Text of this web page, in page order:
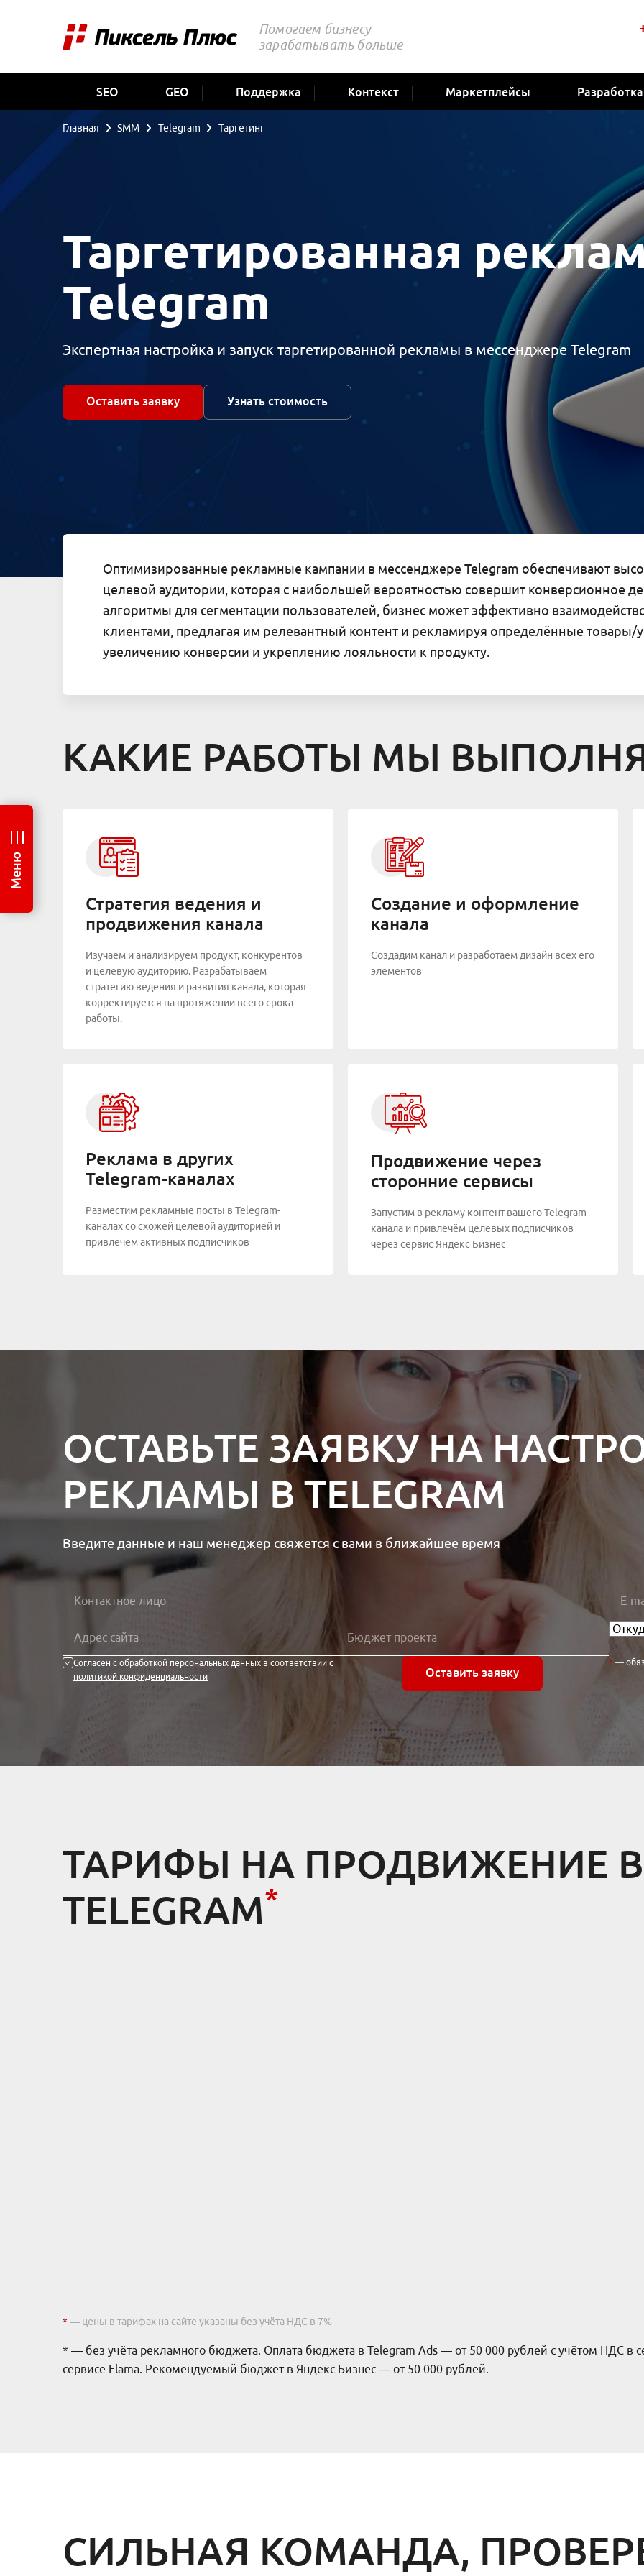
Помогаем бизнесу
зарабатывать больше
SEO GEO Поддержка Контекст Маркетплейсы Разработка
Таргетированная
Telegram
Экспертная настройка и запуск таргетированной рекламы в мессенджере Telegram
Оставить заявку Узнать стоимость
Главная SMM Telegram Таргетинг
Оптимизированные рекламные кампании в мессенджере Telegram обеспечивают
целевой аудитории, которая с наибольшей вероятностью совершит конверсионное
алгоритмы для сегментации пользователей, бизнес может эффективно
клиентами, предлагая им релевантный контент и рекламируя определённые товары/
увеличению конверсии и укреплению лояльности к продукту.
КАКИЕ РАБОТЫ МЫ
Стратегия ведения и
продвижения канала
Изучаем и анализируем продукт, конкурентов
и целевую аудиторию. Разрабатываем
стратегию ведения и развития канала, которая
корректируется на протяжении всего срока
работы.
Создание и оформление
канала
Создадим канал и разработаем дизайн всех его
элементов
Реклама в других
Telegram-каналах
Разместим рекламные посты в Telegram-
каналах со схожей целевой аудиторией и
привлечем активных подписчиков
Продвижение через
сторонние сервисы
Запустим в рекламу контент вашего Telegram-
канала и привлечём целевых подписчиков
через сервис Яндекс Бизнес
ОСТАВЬТЕ ЗАЯВКУ НА
РЕКЛАМЫ В TELEGRAM
Введите данные и наш менеджер свяжется с вами в ближайшее время
Согласен с обработкой персональных данных в соответствии с
политикой конфиденциальности
Оставить заявку
—
ТАРИФЫ НА ПРОДВИЖЕНИЕ В
TELEGRAM*
* — цены в тарифах на сайте указаны без учёта НДС в 7%
* — без учёта рекламного бюджета. Оплата бюджета в Telegram Ads — от 50 000 рублей с учётом НДС в
сервисе Elama. Рекомендуемый бюджет в Яндекс Бизнес — от 50 000 рублей.
СИЛЬНАЯ КОМАНДА,
Меню